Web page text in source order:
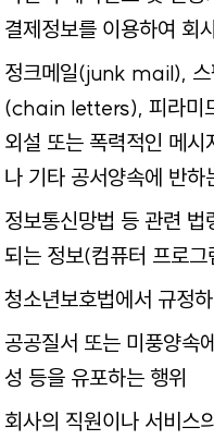
결제정보를 이용하여 회
정크메일(junk mail),
(chain letters), 피라미
외설 또는 폭력적인 메
나 기타 공서양속에 반
정보통신망법 등 관련
되는 정보(컴퓨터 프로
청소년보호법에서 규정
공공질서 또는 미풍양속
성 등을 유포하는 행위
회사의 직원이나 서비스